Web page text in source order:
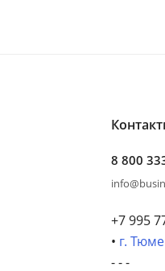
8 800
+7 995
• г.
- - -